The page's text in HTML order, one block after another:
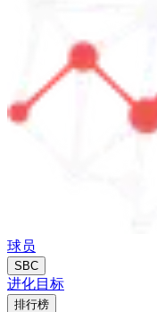
球员
SBC
进化目标
排行榜